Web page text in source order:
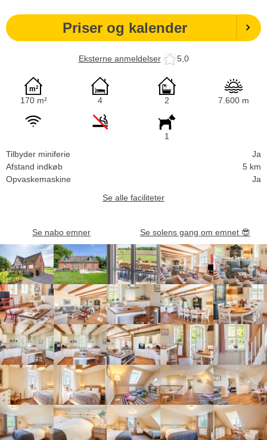
Priser og kalender
Eksterne anmeldelser 5,0
170 m² 4 2 7.600 m
1
Tilbyder miniferie
Ja
Afstand indkøb
5 km
Opvaskemaskine
Ja
Se alle faciliteter
Se nabo emner Se solens gang om emnet 😎